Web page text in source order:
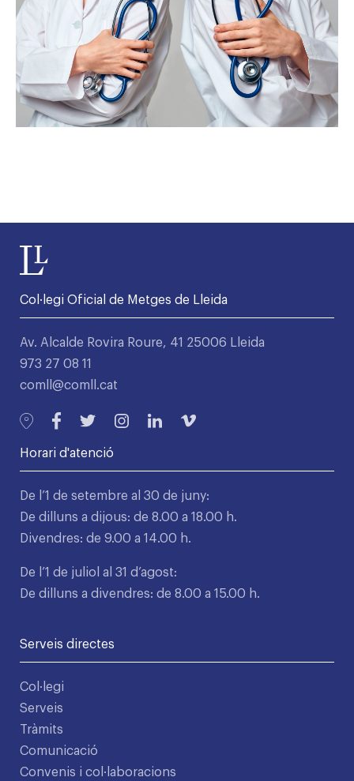
Col·legi Oficial de Metges de Lleida
Av. Alcalde Rovira Roure, 41 25006 Lleida
973 27 08 11
comll@comll.cat
Horari d'atenció
De l’1 de setembre al 30 de juny:
De dilluns a dijous: de 8.00 a 18.00 h.
Divendres: de 9.00 a 14.00 h.
De l’1 de juliol al 31 d’agost:
De dilluns a divendres: de 8.00 a 15.00 h.
Serveis directes
Col·legi
Serveis
Tràmits
Comunicació
Convenis i col·laboracions